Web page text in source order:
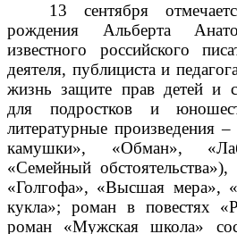
13 сентября
рождения Альберта
известного российского
деятеля, публициста и
жизнь защите прав детей и
для подростков и
литературные произведения
камушки», «Обман»,
«Семейный
«Голгофа», «Высшая мера»,
кукла»; роман в повестях
роман «Мужская школа»